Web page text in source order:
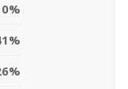
0%